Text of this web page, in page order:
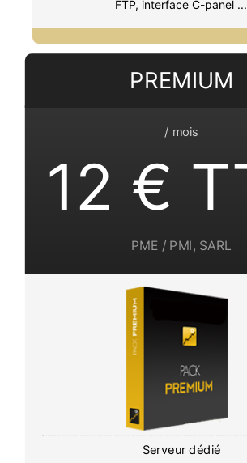
FTP, interface C-panel ...
PREMIUM
/ mois
12 €
PME / PMI, SARL
Serveur dédié